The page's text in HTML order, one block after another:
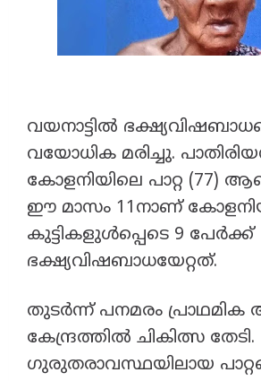
വയനാട്ടിൽ
വയോധിക മരിച്ചു.
കോളനിയിലെ പാറ്റ (77)
ഈ മാസം 11നാണ്
കുട്ടികളുൾപ്പെടെ 9 പേർക്ക്
ഭക്ഷ്യവിഷബാധയേറ്റത്.
തുടർന്ന് പനമരം
കേന്ദ്രത്തിൽ ചികിത്സ തേടി.
ഗുരുതരാവസ്ഥയിലായ